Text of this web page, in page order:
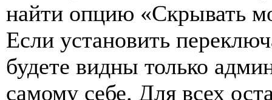
найти опцию «Скрывать
Если установить
будете видны только
самому себе. Для всех